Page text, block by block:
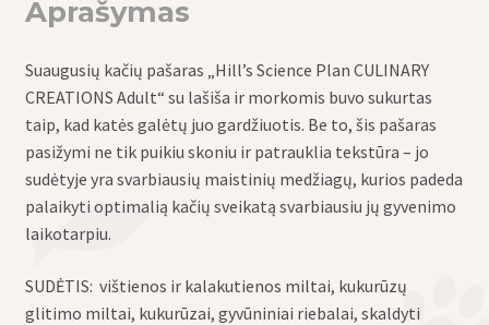
palaikyti
Aprašymas
Suaugusių kačių pašaras „Hill’s Science Plan CULINARY
CREATIONS Adult“ su lašiša ir morkomis buvo sukurtas
taip, kad katės galėtų juo gardžiuotis. Be to, šis pašaras
pasižymi ne tik puikiu skoniu ir patrauklia tekstūra – jo
sudėtyje yra svarbiausių maistinių medžiagų, kurios padeda
palaikyti optimalią kačių sveikatą svarbiausiu jų gyvenimo
laikotarpiu.
SUDĖTIS: vištienos ir kalakutienos miltai, kukurūzų
glitimo miltai, kukurūzai, gyvūniniai riebalai, skaldyti